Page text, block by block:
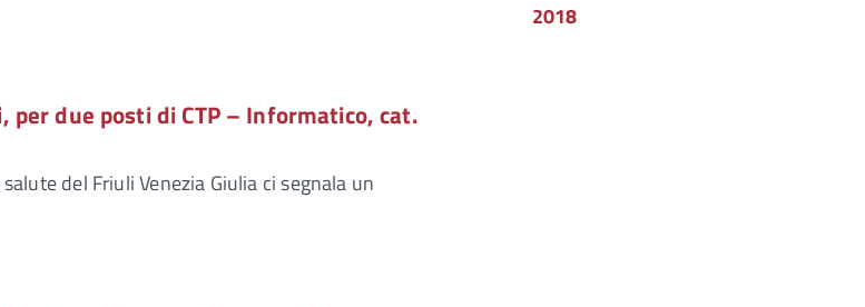
per due posti di CTP – Informatico, cat.
del Friuli Venezia Giulia ci segnala un
2018